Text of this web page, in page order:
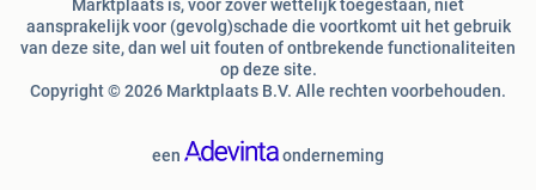
Marktplaats is, voor zover wettelijk toegestaan, niet
aansprakelijk voor (gevolg)schade die voortkomt uit het gebruik
van deze site, dan wel uit fouten of ontbrekende functionaliteiten
op deze site.
Copyright © 2026 Marktplaats B.V. Alle rechten voorbehouden.
een onderneming